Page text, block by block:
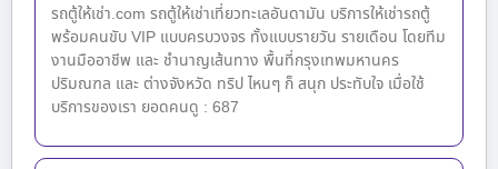
รถตู้ให้เช่า.com รถตู้ให้เช่าเที่ยวทะเลอันดามัน บริการให้เช่ารถตู้
พร้อมคนขับ VIP แบบครบวงจร ทั้งแบบรายวัน รายเดือน โดยทีม
งานมืออาชีพ และ ชำนาญเส้นทาง พื้นที่กรุงเทพมหานคร
ปริมณฑล และ ต่างจังหวัด ทริป ไหนๆ ก็ สนุก ประทับใจ เมื่อใช้
บริการของเรา ยอดคนดู : 687